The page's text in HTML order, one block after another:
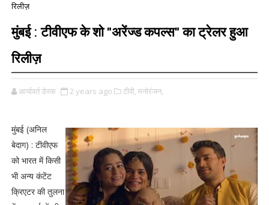
रिलीज़
मुंबई : टीवीएफ के शो "अरेंज्ड कपल्स" का ट्रेलर हुआ
रिलीज़
आर्यावर्त डेस्क 2 years ago टीवी, मनोरंजन,
मुंबई (अनिल
बेदाग) : टीवीएफ
को भारत में किसी
भी अन्य कंटेंट
क्रिएटर की तुलना